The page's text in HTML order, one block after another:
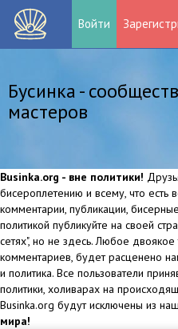
Войти
Бусинка -
мастеров
Businka.org - вне политики!
бисероплетению и всему, что есть
комментарии, публикации,
политикой публикуйте на своей
сетях", но не здесь. Любое
комментариев, будет расценено
и политика. Все пользователи
политики, холиварах на
Businka.org будут исключены из
мира!